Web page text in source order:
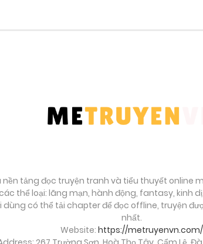
Tháng
nền tảng đọc truyện tranh và tiểu thuyết online
thể loại: lãng mạn, hành động, fantasy, kinh
có thể tải chapter để đọc offline, truyện
nhất.
Website: https://metruyenvn.com/